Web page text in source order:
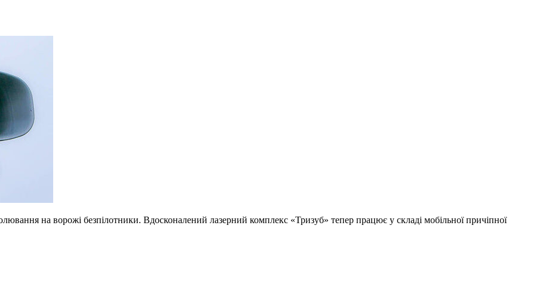
на ворожі безпілотники. Вдосконалений лазерний комплекс «Тризуб» тепер працює у складі мобільної причіпної